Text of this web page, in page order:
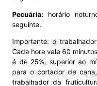
Pecuária: horário
seguinte.
Importante: o
Cada hora vale 60
é de 25%, superior ao
para o cortador de
trabalhador da